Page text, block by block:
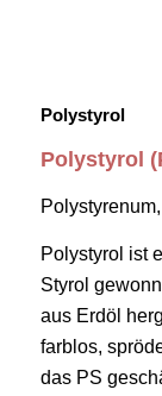
Polystyrol
Polystyrol
Polystyrol ist
Styrol
aus Erdöl
farblos,
das PS